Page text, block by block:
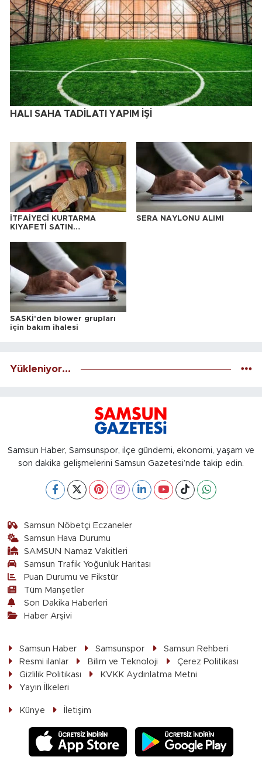
HALI SAHA TADİLATI YAPIM İŞİ
İTFAİYECİ KURTARMA
KIYAFETİ SATIN
SERA NAYLONU ALIMI
SASKİ'den blower grupları
için bakım ihalesi
Yükleniyor...
Samsun Haber, Samsunspor, ilçe gündemi, ekonomi, yaşam ve
son dakika gelişmelerini Samsun Gazetesi’nde takip edin.
Samsun Nöbetçi Eczaneler
Samsun Hava Durumu
SAMSUN Namaz Vakitleri
Samsun Trafik Yoğunluk Haritası
Puan Durumu ve Fikstür
Tüm Manşetler
Son Dakika Haberleri
Haber Arşivi
Samsun Haber Samsunspor
Samsun Rehberi
Resmi ilanlar
Bilim ve Teknoloji
Çerez Politikası
Gizlilik Politikası
KVKK Aydınlatma Metni
Yayın İlkeleri
Künye İletişim